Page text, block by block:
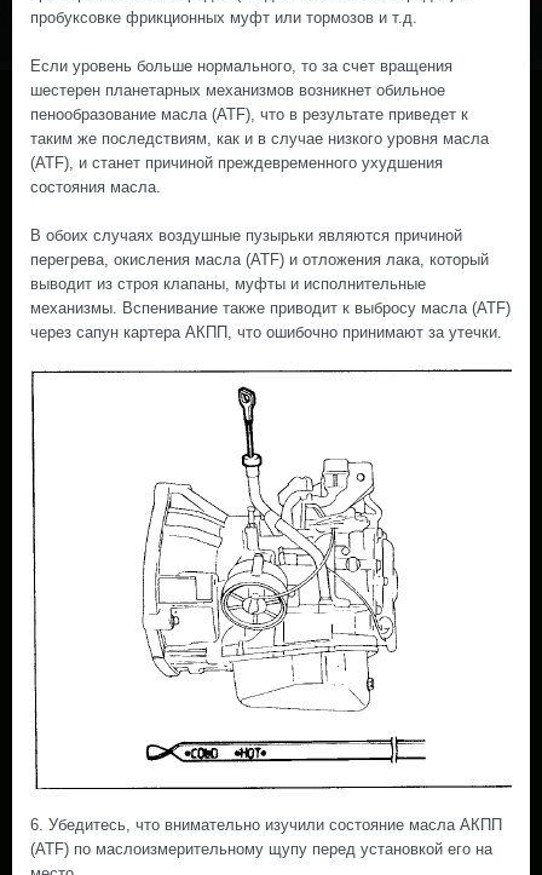
пробуксовке фрикционных муфт или тормозов и т.д.
Если уровень больше нормального, то за счет вращения
шестерен планетарных механизмов возникнет обильное
пенообразование масла (ATF), что в результате приведет к
таким же последствиям, как и в случае низкого уровня масла
(ATF), и станет причиной преждевременного ухудшения
состояния масла.
В обоих случаях воздушные пузырьки являются причиной
перегрева, окисления масла (ATF) и отложения лака, который
выводит из строя клапаны, муфты и исполнительные
механизмы. Вспенивание также приводит к выбросу масла (ATF)
через сапун картера АКПП, что ошибочно принимают за утечки.
6. Убедитесь, что внимательно изучили состояние масла АКПП
(ATF) по маслоизмерительному щупу перед установкой его на